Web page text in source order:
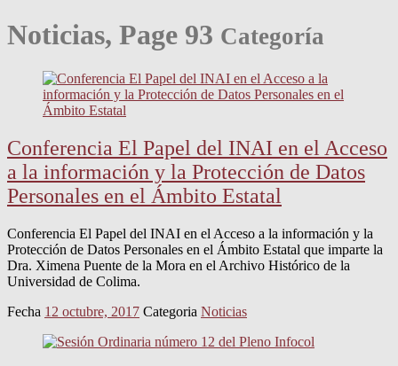
Noticias, Page 93 Categoría
Conferencia El Papel del INAI en el Acceso
a la información y la Protección de Datos
Personales en el Ámbito Estatal
Conferencia El Papel del INAI en el Acceso a la información y la
Protección de Datos Personales en el Ámbito Estatal que imparte la
Dra. Ximena Puente de la Mora en el Archivo Histórico de la
Universidad de Colima.
Fecha 12 octubre, 2017 Categoria Noticias